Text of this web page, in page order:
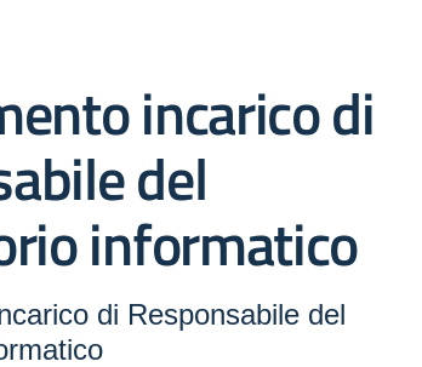
incarico di
del
informatico
di Responsabile del